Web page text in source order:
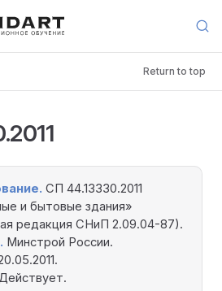
Return to top
СП 44.13330.2011
и бытовые здания»
редакция СНиП 2.09.04-87).
Минстрой России.